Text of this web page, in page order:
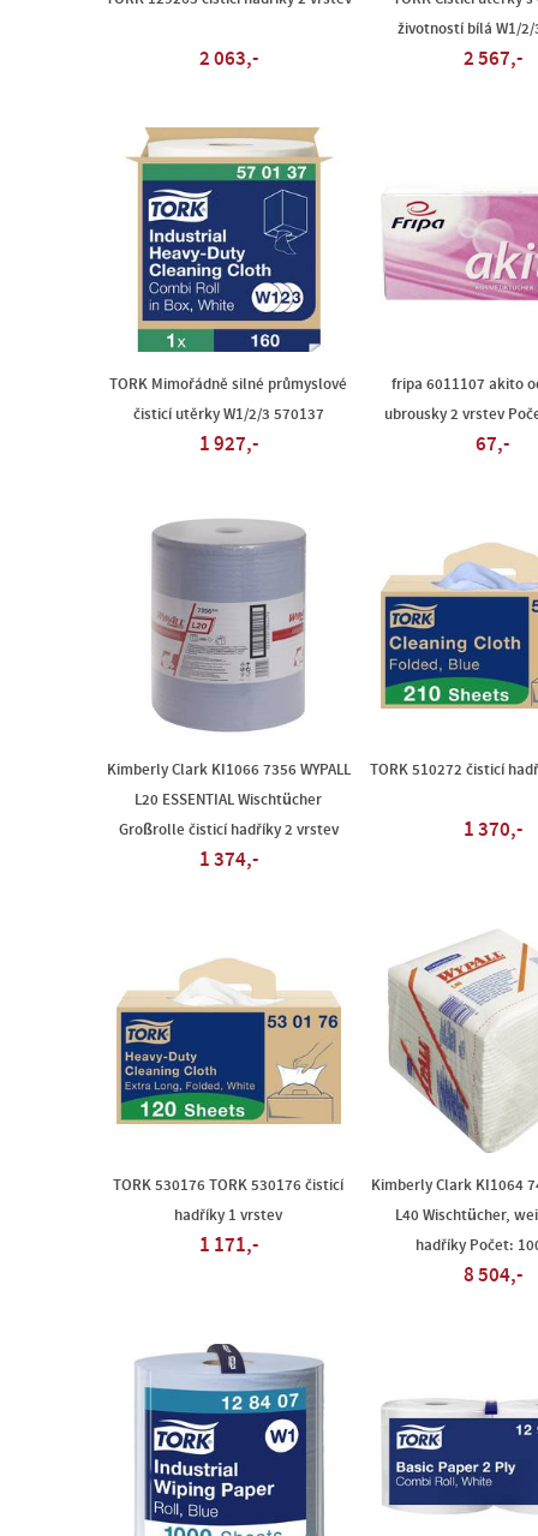
2 063,-
životností bílá W1/2/
2 567,-
TORK Mimořádně silné průmyslové
čisticí utěrky W1/2/3 570137
1 927,-
fripa 6011107 akito
ubrousky 2 vrstev
67,-
Kimberly Clark KI1066 7356 WYPALL
L20 ESSENTIAL Wischtücher
Großrolle čisticí hadříky 2 vrstev
1 374,-
TORK 510272 čisticí
1 370,-
TORK 530176 TORK 530176 čisticí
hadříky 1 vrstev
1 171,-
Kimberly Clark KI1064
L40 Wischtücher,
hadříky Počet:
8 504,-